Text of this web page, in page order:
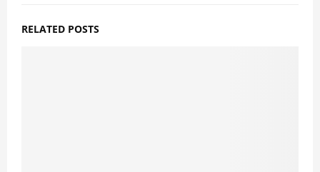
RELATED POSTS